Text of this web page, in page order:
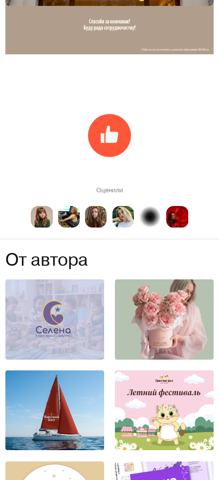
Оценили
От автора